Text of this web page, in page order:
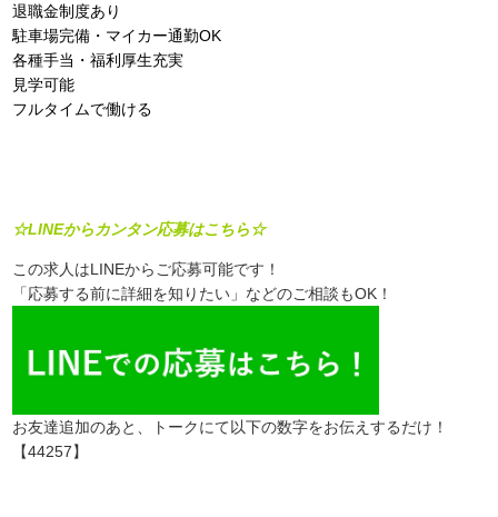
退職金制度あり
駐車場完備・マイカー通勤OK
各種手当・福利厚生充実
見学可能
フルタイムで働ける
☆LINEからカンタン応募はこちら☆
この求人はLINEからご応募可能です！
「応募する前に詳細を知りたい」などのご相談もOK！
お友達追加のあと、トークにて以下の数字をお伝えするだけ！
【44257】